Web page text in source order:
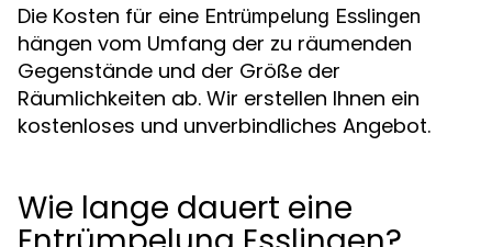
Die Kosten für eine Entrümpelung Esslingen
hängen vom Umfang der zu räumenden
Gegenstände und der Größe der
Räumlichkeiten ab. Wir erstellen Ihnen ein
kostenloses und unverbindliches Angebot.
Wie lange dauert eine